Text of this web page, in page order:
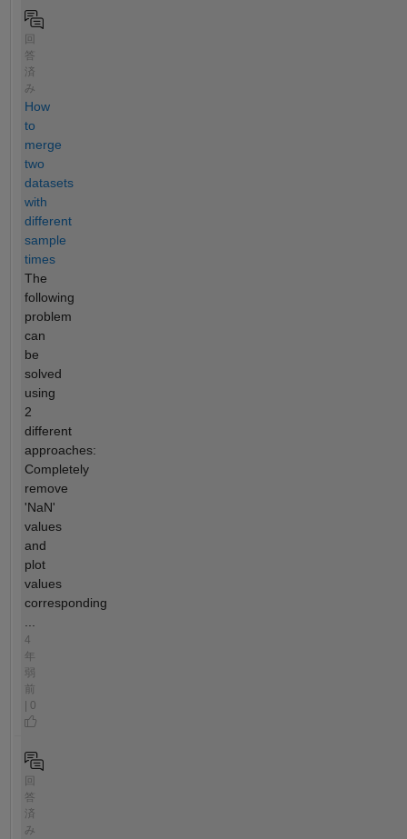
回
答
済
み
How
to
merge
two
datasets
with
different
sample
times
The
following
problem
can
be
solved
using
2
different
approaches:
Completely
remove
'NaN'
values
and
plot
values
corresponding
4
年
弱
前
| 0
回
答
済
み